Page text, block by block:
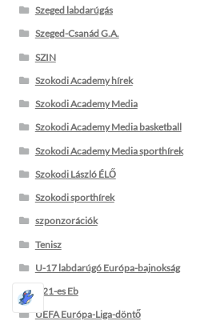
Szeged labdarúgás
Szeged-Csanád G.A.
SZIN
Szokodi Academy hírek
Szokodi Academy Media
Szokodi Academy Media basketball
Szokodi Academy Media sporthírek
Szokodi László ÉLŐ
Szokodi sporthírek
szponzorációk
Tenisz
U-17 labdarúgó Európa-bajnokság
U21-es Eb
UEFA Európa-Liga-döntő